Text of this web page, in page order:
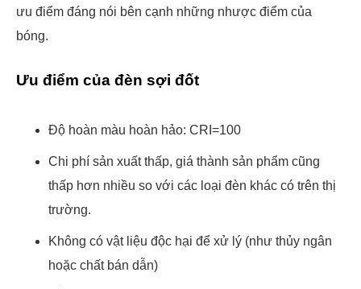
ưu điểm đáng nói bên cạnh những nhược điểm của
bóng.
Ưu điểm của đèn sợi đốt
Độ hoàn màu hoàn hảo: CRI=100
Chi phí sản xuất thấp, giá thành sản phẩm cũng
thấp hơn nhiều so với các loại đèn khác có trên thị
trường.
Không có vật liệu độc hại để xử lý (như thủy ngân
hoặc chất bán dẫn)